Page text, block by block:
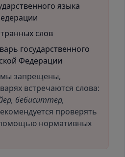
языка
слов
государственного
Федерации
запрещены,
встречаются слова:
бебиситтер,
проверять
нормативных